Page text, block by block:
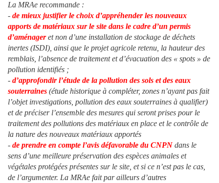
La MRAe recommande :
- de mieux justifier le choix d’appréhender les nouveaux
apports de matériaux sur le site dans le cadre d’un permis
d’aménageret non d’une installation de stockage de déchets
inertes (ISDI), ainsi que le projet agricole retenu, la hauteur des
remblais, l’absence de traitement et d’évacuation des « spots » de
pollution identifiés ;
- d’approfondir l’étude de la pollution des sols et des eaux
souterraines (étude historique à compléter, zones n’ayant pas fait
l’objet investigations, pollution des eaux souterraines à qualifier)
et de préciser l’ensemble des mesures qui seront prises pour le
traitement des pollutions des matériaux en place et le contrôle de
la nature des nouveaux matériaux apportés
- de prendre en compte l’avis défavorable du CNPN dans le
sens d’une meilleure préservation des espèces animales et
végétales protégées présentes sur le site, et si ce n’est pas le cas,
de l’argumenter. La MRAe fait par ailleurs d’autres